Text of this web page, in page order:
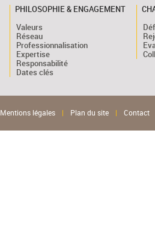
PHILOSOPHIE & ENGAGEMENT
Valeurs
Réseau
Professionnalisation
Expertise
Responsabilité
Dates clés
Mentions légales | Plan du site | Contact